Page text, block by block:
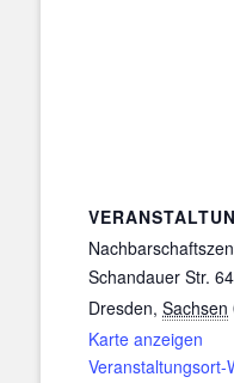
Schandauer Str. 64
Dresden, Sachsen
Karte anzeigen
Veranstaltungsort-